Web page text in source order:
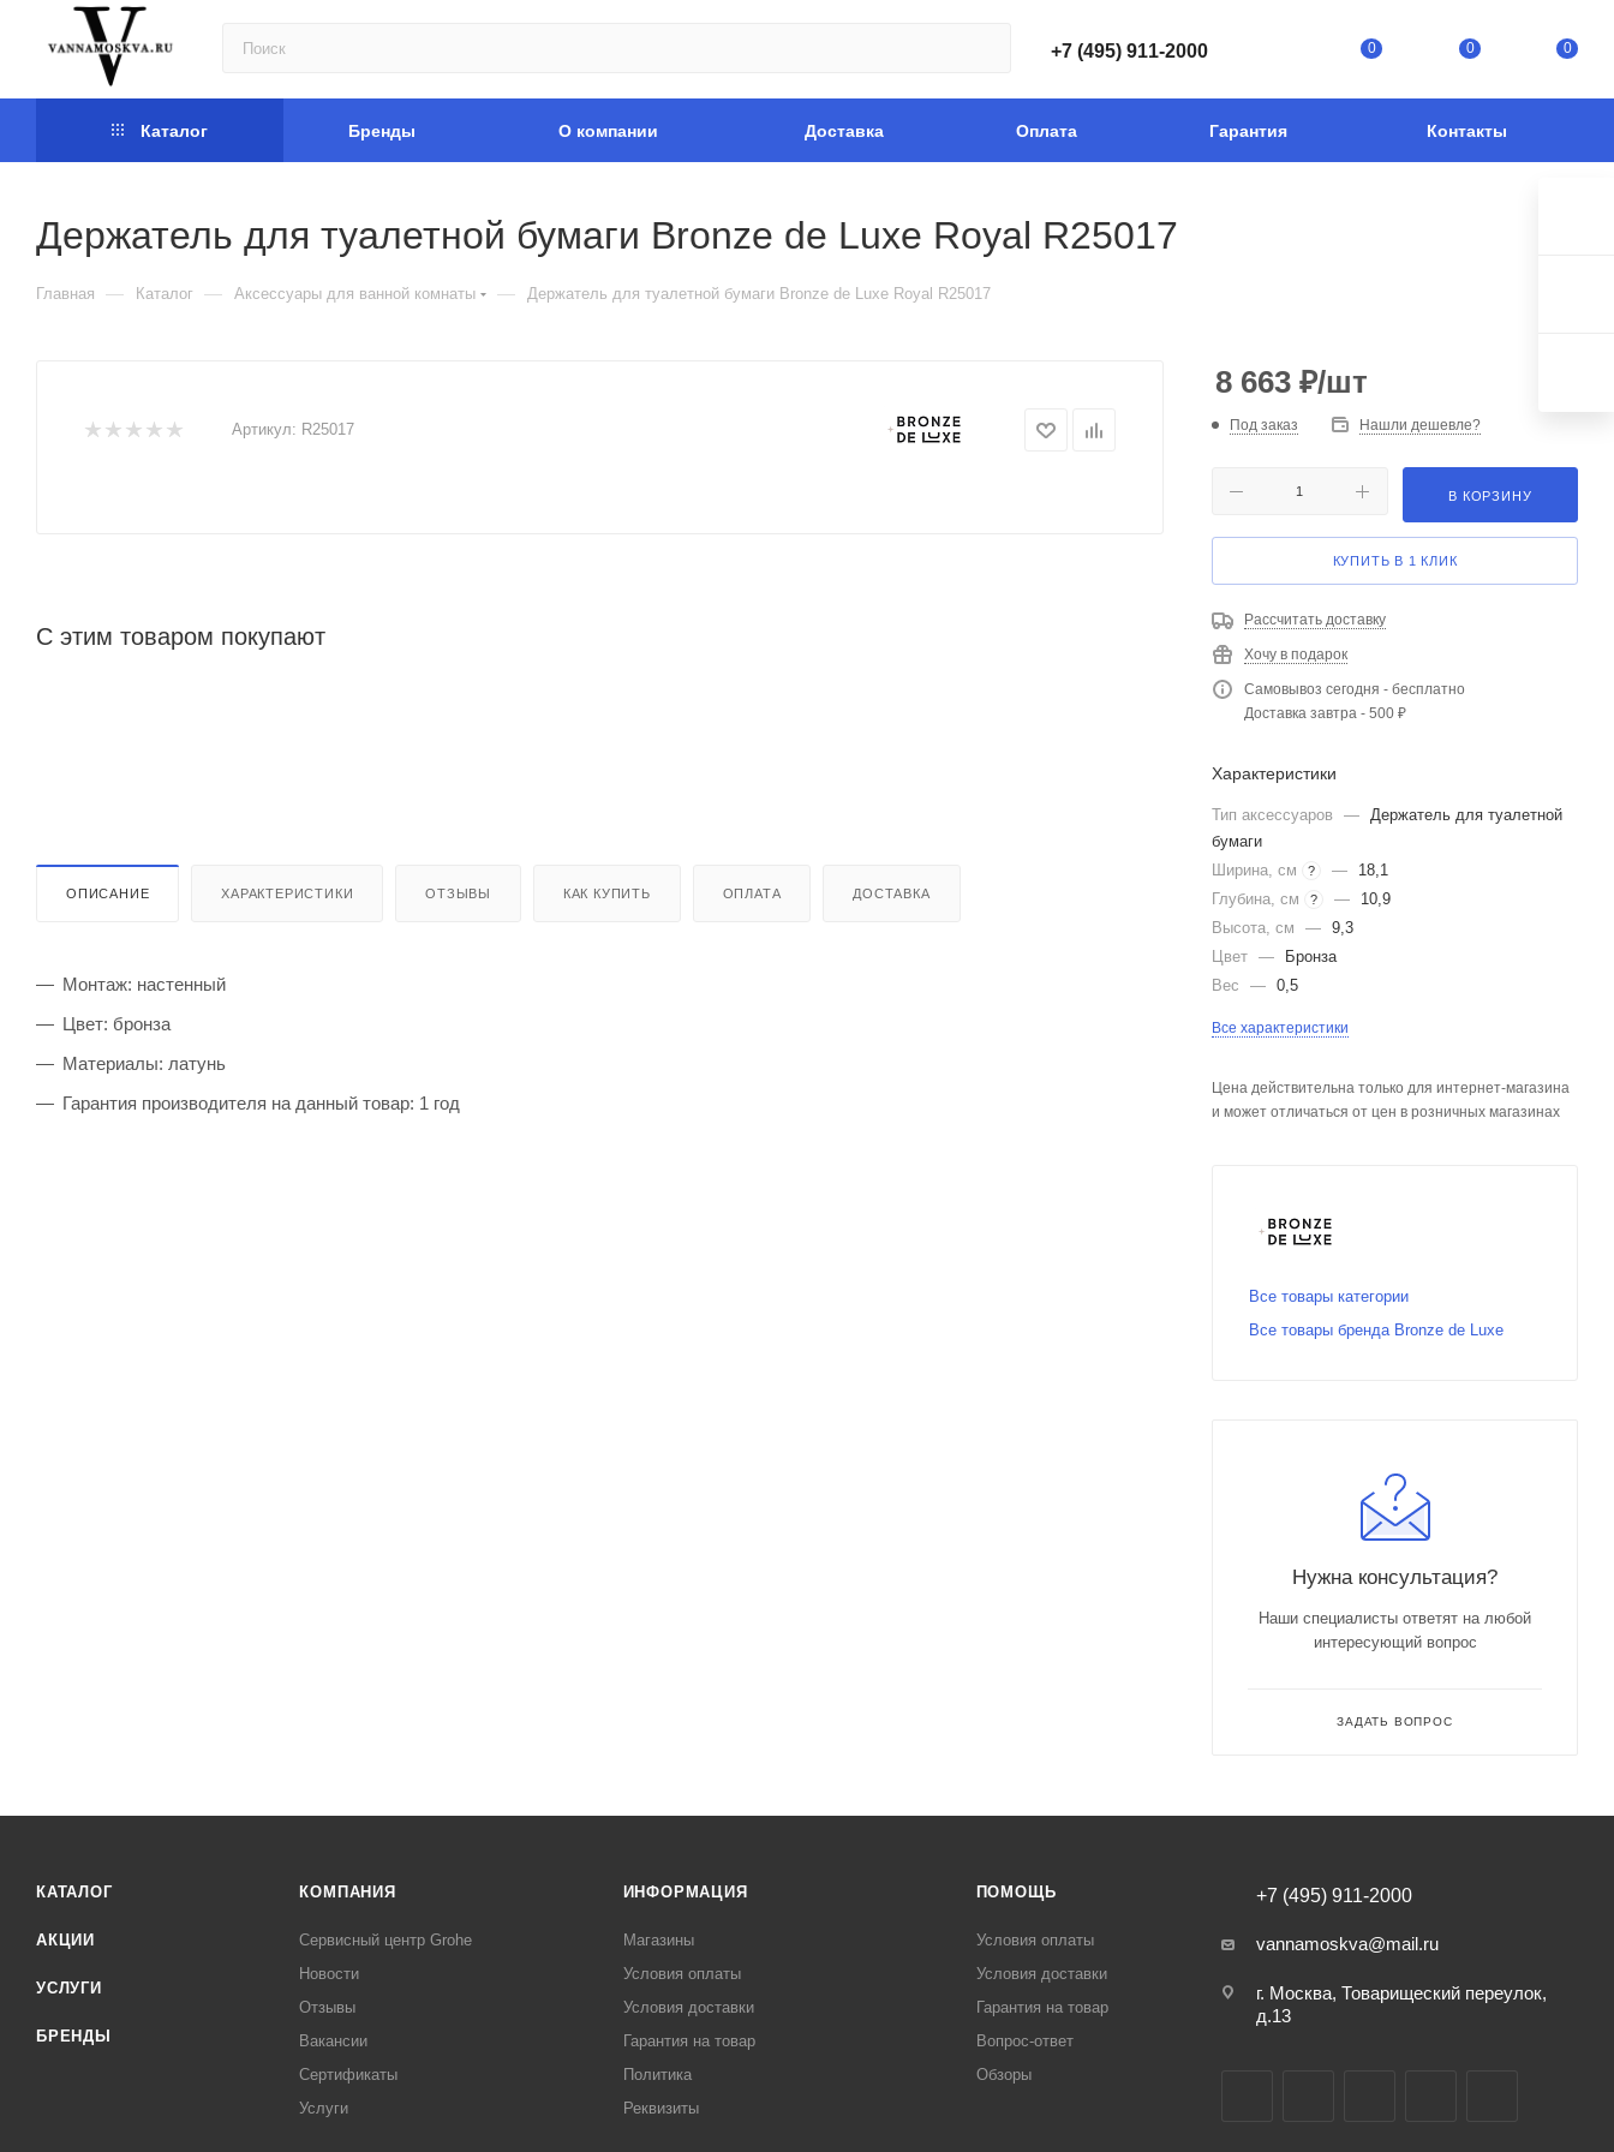
+7 (495) 911-2000 0 0 0
Каталог Бренды О компании Доставка Оплата Гарантия Контакты
Держатель для туалетной бумаги Bronze de Luxe Royal R25017
Главная — Каталог — Аксессуары для ванной комнаты — Держатель для туалетной бумаги Bronze de Luxe Royal R25017
Артикул: R25017
С этим товаром покупают
ОПИСАНИЕ ХАРАКТЕРИСТИКИ ОТЗЫВЫ КАК КУПИТЬ ОПЛАТА ДОСТАВКА
Монтаж: настенный
Цвет: бронза
Материалы: латунь
Гарантия производителя на данный товар: 1 год
8 663 ₽/шт
Под заказ Нашли дешевле?
В КОРЗИНУ
КУПИТЬ В 1 КЛИК
Рассчитать доставку
Хочу в подарок
Самовывоз сегодня - бесплатно
Доставка завтра - 500 ₽
Характеристики
Тип аксессуаров — Держатель для туалетной
бумаги
Ширина, см
? —
18,1
Глубина, см
? —
10,9
Высота, см
— 9,3
Цвет —
Бронза
Вес
— 0,5
Все характеристики
Цена действительна только для интернет-магазина
и может отличаться от цен в розничных магазинах
Все товары категории
Все товары бренда Bronze de Luxe
Нужна консультация?
Наши специалисты ответят на любой
интересующий вопрос
ЗАДАТЬ ВОПРОС
КАТАЛОГ
АКЦИИ
УСЛУГИ
БРЕНДЫ
КОМПАНИЯ
Сервисный центр Grohe
Новости
Отзывы
Вакансии
Сертификаты
Услуги
ИНФОРМАЦИЯ
Магазины
Условия оплаты
Условия доставки
Гарантия на товар
Политика
Реквизиты
ПОМОЩЬ
Условия оплаты
Условия доставки
Гарантия на товар
Вопрос-ответ
Обзоры
+7 (495) 911-2000
vannamoskva@mail.ru
г. Москва, Товарищеский переулок,
д.13